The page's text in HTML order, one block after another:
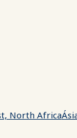
North Africa